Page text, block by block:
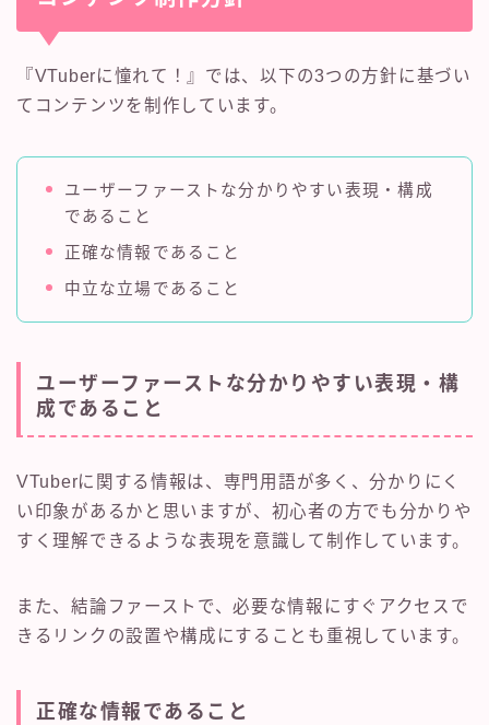
『VTuberに憧れて！』では、以下の3つの方針に基づい
てコンテンツを制作しています。
ユーザーファーストな分かりやすい表現・構成
であること
正確な情報であること
中立な立場であること
ユーザーファーストな分かりやすい表現・構
成であること
VTuberに関する情報は、専門用語が多く、分かりにく
い印象があるかと思いますが、初心者の方でも分かりや
すく理解できるような表現を意識して制作しています。
また、結論ファーストで、必要な情報にすぐアクセスで
きるリンクの設置や構成にすることも重視しています。
正確な情報であること